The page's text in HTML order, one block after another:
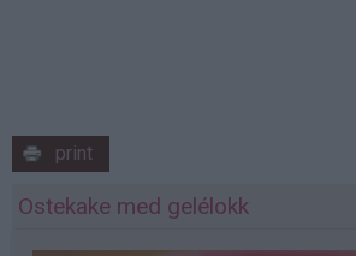
print
Ostekake med gelélokk